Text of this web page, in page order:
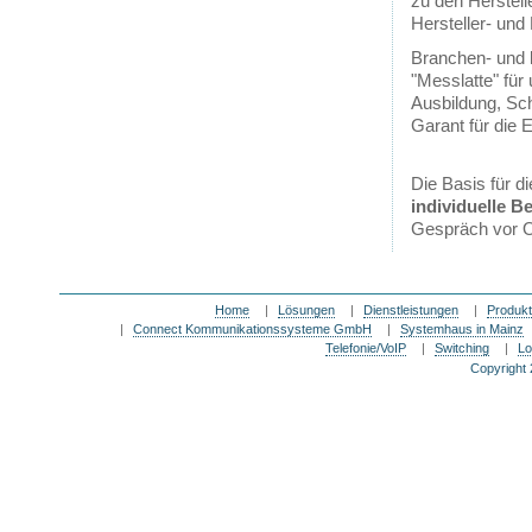
Hersteller- und
Branchen-
"Messlatte" für
Ausbildung,
Garant für die
Die Basis für
individuelle
Gespräch vor
Home | Lösungen | Dienstleistungen |
|
Connect Kommunikationssysteme GmbH |
Systemhaus in Mainz
Telefonie/VoIP
| Switching |
Copyright